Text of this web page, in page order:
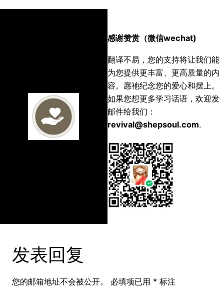
感谢赞赏（微信wechat)
翻译不易，您的支持将让我们能
为您提供更丰富、更高质量的内
容。愿祂纪念您的爱心和摆上。
如果您想更多学习话语，欢迎发
邮件给我们：
revival@shepsoul.com.
发表回复
您的邮箱地址不会被公开。 必填项已用 * 标注